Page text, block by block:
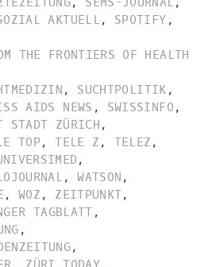
AKTUELL , SPOTIFY ,
THE FRONTIERS OF HEALTH
, SUCHTPOLITIK ,
AIDS NEWS , SWISSINFO ,
STADT ZÜRICH,
TOP, TELE Z , TELEZ ,
,
, WATSON ,
, WOZ , ZEITPUNKT,
TAGBLATT,
,
,